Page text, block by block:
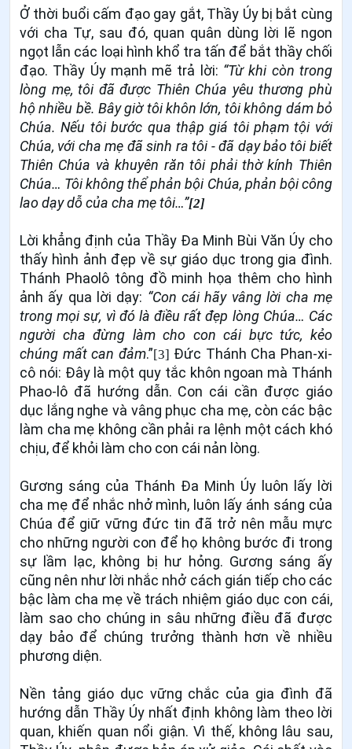
Ở thời buổi cấm đạo gay gắt, Thầy Úy bị bắt cùng
với cha Tự, sau đó, quan quân dùng lời lẽ ngon
ngọt lẫn các loại hình khổ tra tấn để bắt thầy chối
đạo. Thầy Úy mạnh mẽ trả lời: “Từ khi còn trong
lòng mẹ, tôi đã được Thiên Chúa yêu thương phù
hộ nhiều bề. Bây giờ tôi khôn lớn, tôi không dám bỏ
Chúa. Nếu tôi bước qua thập giá tôi phạm tội với
Chúa, với cha mẹ đã sinh ra tôi - đã dạy bảo tôi biết
Thiên Chúa và khuyên răn tôi phải thờ kính Thiên
Chúa… Tôi không thể phản bội Chúa, phản bội công
lao dạy dỗ của cha mẹ tôi…”[2]
Lời khẳng định của Thầy Đa Minh Bùi Văn Úy cho
thấy hình ảnh đẹp về sự giáo dục trong gia đình.
Thánh Phaolô tông đồ minh họa thêm cho hình
ảnh ấy qua lời dạy: “Con cái hãy vâng lời cha mẹ
trong mọi sự, vì đó là điều rất đẹp lòng Chúa… Các
người cha đừng làm cho con cái bực tức, kẻo
chúng mất can đảm.”[3] Đức Thánh Cha Phan-xi-
cô nói: Đây là một quy tắc khôn ngoan mà Thánh
Phao-lô đã hướng dẫn. Con cái cần được giáo
dục lắng nghe và vâng phục cha mẹ, còn các bậc
làm cha mẹ không cần phải ra lệnh một cách khó
chịu, để khỏi làm cho con cái nản lòng.
Gương sáng của Thánh Đa Minh Úy luôn lấy lời
cha mẹ để nhắc nhở mình, luôn lấy ánh sáng của
Chúa để giữ vững đức tin đã trở nên mẫu mực
cho những người con để họ không bước đi trong
sự lầm lạc, không bị hư hỏng. Gương sáng ấy
cũng nên như lời nhắc nhở cách gián tiếp cho các
bậc làm cha mẹ về trách nhiệm giáo dục con cái,
làm sao cho chúng in sâu những điều đã được
dạy bảo để chúng trưởng thành hơn về nhiều
phương diện.
Nền tảng giáo dục vững chắc của gia đình đã
hướng dẫn Thầy Úy nhất định không làm theo lời
quan, khiến quan nổi giận. Vì thế, không lâu sau,